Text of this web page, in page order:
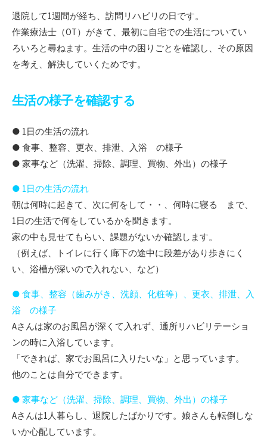
退院して1週間が経ち、訪問リハビリの日です。
作業療法士（OT）がきて、最初に自宅での生活についてい
ろいろと尋ねます。生活の中の困りごとを確認し、その原因
を考え、解決していくためです。
生活の様子を確認する
● 1日の生活の流れ
● 食事、整容、更衣、排泄、入浴 の様子
● 家事など（洗濯、掃除、調理、買物、外出）の様子
● 1日の生活の流れ
朝は何時に起きて、次に何をして・・、何時に寝る まで、
1日の生活で何をしているかを聞きます。
家の中も見せてもらい、課題がないか確認します。
（例えば、トイレに行く廊下の途中に段差があり歩きにく
い、浴槽が深いので入れない、など）
● 食事、整容（歯みがき、洗顔、化粧等）、更衣、排泄、入
浴 の様子
Aさんは家のお風呂が深くて入れず、通所リハビリテーショ
ンの時に入浴しています。
「できれば、家でお風呂に入りたいな」と思っています。
他のことは自分でできます。
● 家事など（洗濯、掃除、調理、買物、外出）の様子
Aさんは1人暮らし、退院したばかりです。娘さんも転倒しな
いか心配しています。